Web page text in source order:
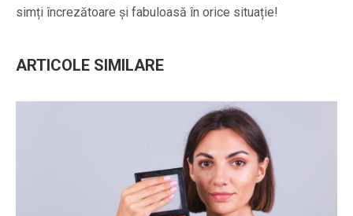
simți încrezătoare și fabuloasă în orice situație!
ARTICOLE SIMILARE